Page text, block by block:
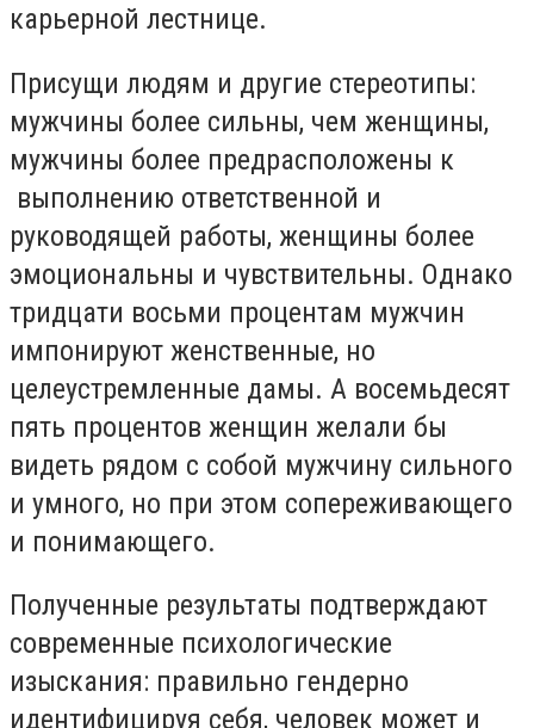
карьерной лестнице.
Присущи людям и другие стереотипы:
мужчины более сильны, чем женщины,
мужчины более предрасположены к
выполнению ответственной и
руководящей работы, женщины более
эмоциональны и чувствительны. Однако
тридцати восьми процентам мужчин
импонируют женственные, но
целеустремленные дамы. А восемьдесят
пять процентов женщин желали бы
видеть рядом с собой мужчину сильного
и умного, но при этом сопереживающего
и понимающего.
Полученные результаты подтверждают
современные психологические
изыскания: правильно гендерно
идентифицируя себя, человек может и